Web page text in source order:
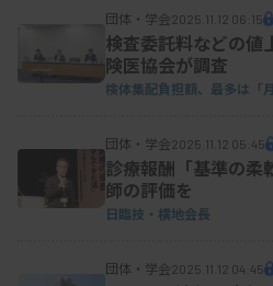
団体・学会2025.11.12 06:15
検査委託料などの
険医協会が調査
検体集配負担額、最多は「
団体・学会2025.11.12 05:45
診療報酬「基準の
師の評価を
日臨技・横地会長
団体・学会2025.11.12 04:45